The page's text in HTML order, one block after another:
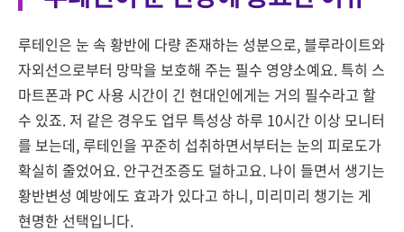
루테인은 눈 속 황반에 다량 존재하는 성분으로, 블루라이트와
자외선으로부터 망막을 보호해 주는 필수 영양소예요. 특히 스
마트폰과 PC 사용 시간이 긴 현대인에게는 거의 필수라고 할
수 있죠. 저 같은 경우도 업무 특성상 하루 10시간 이상 모니터
를 보는데, 루테인을 꾸준히 섭취하면서부터는 눈의 피로도가
확실히 줄었어요. 안구건조증도 덜하고요. 나이 들면서 생기는
황반변성 예방에도 효과가 있다고 하니, 미리미리 챙기는 게
현명한 선택입니다.